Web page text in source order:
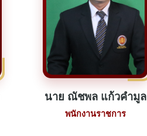
นาย ณัชพล แก้วคำมูล
พนักงานราชการ